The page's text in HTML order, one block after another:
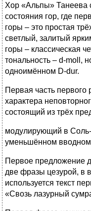
Хор «Альпы» Танеева
состояния гор, где
горы – это простая
светлый, залитый
горы – классическая
тональность – d-moll,
одноимённом D-dur.
Первая часть первого
характера
состоящий из трёх
модулирующий в
уменьшённом вводном
Первое предложение
две фразы цезурой, в
используется текст
«Свозь лазурный